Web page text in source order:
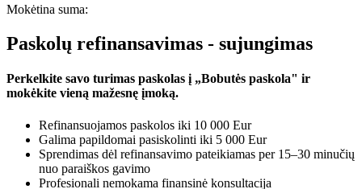
Mokėtina suma:
Paskolų refinansavimas - sujungimas
Perkelkite savo turimas paskolas į „Bobutės paskola" ir
mokėkite vieną mažesnę įmoką.
Refinansuojamos paskolos iki 10 000 Eur
Galima papildomai pasiskolinti iki 5 000 Eur
Sprendimas dėl refinansavimo pateikiamas per 15–30 minučių
nuo paraiškos gavimo
Profesionali nemokama finansinė konsultacija